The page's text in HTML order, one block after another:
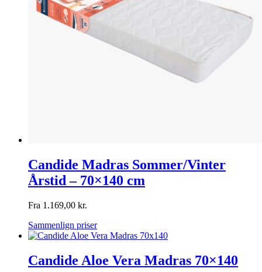
Candide Madras Sommer/Vinter
Årstid – 70×140 cm
Fra 1.169,00 kr.
Sammenlign priser
Candide Aloe Vera Madras 70×140